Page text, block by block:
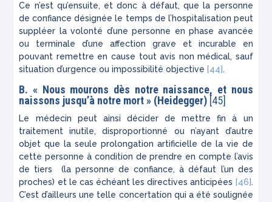
Ce n’est qu’ensuite, et donc à défaut, que la personne
de confiance désignée le temps de l’hospitalisation peut
suppléer la volonté d’une personne en phase avancée
ou terminale d’une affection grave et incurable en
pouvant remettre en cause tout avis non médical, sauf
situation d’urgence ou impossibilité objective [44].
B.« Nous mourons dès notre naissance, et nous
naissons jusqu’à notre mort » (Heidegger) [45]
Le médecin peut ainsi décider de mettre fin à un
traitement inutile, disproportionné ou n’ayant d’autre
objet que la seule prolongation artificielle de la vie de
cette personne à condition de prendre en compte l’avis
de tiers (la personne de confiance, à défaut l’un des
proches) et le cas échéant les directives anticipées [46].
C’est d’ailleurs une telle concertation qui a été soulignée